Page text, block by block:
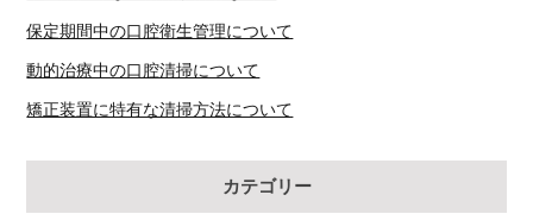
保定期間中の口腔衛生管理について
動的治療中の口腔清掃について
矯正装置に特有な清掃方法について
カテゴリー